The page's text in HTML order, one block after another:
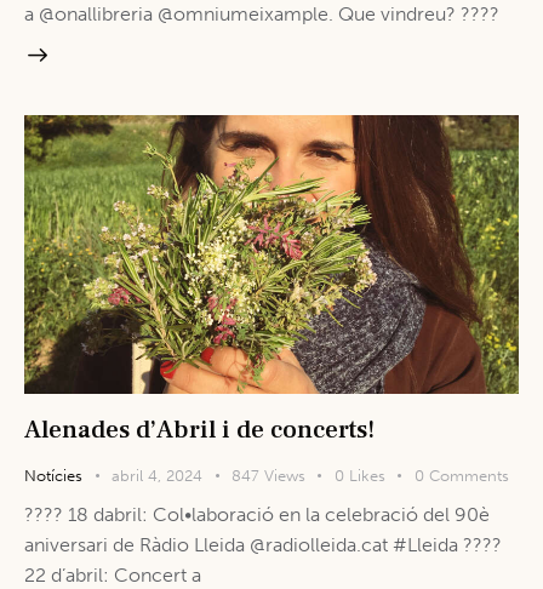
a @onallibreria @omniumeixample. Que vindreu? ????
Alenades d’Abril i de concerts!
Notícies abril 4, 2024 847 Views 0 Likes 0 Comments
???? 18 dabril: Col•laboració en la celebració del 90è
aniversari de Ràdio Lleida @radiolleida.cat #Lleida ????
22 d’abril: Concert a